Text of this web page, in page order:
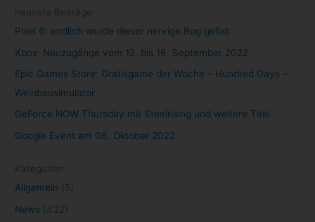
Pixel 6: endlich wurde dieser nervige Bug gefixt
Xbox: Neuzugänge vom 12. bis 16. September 2022
Epic Games Store: Gratisgame der Woche – Hundred Days –
Weinbausimulator
GeForce NOW Thursday mit Steelrising und weitere Titel
Google Event am 06. Oktober 2022
Allgemein
News